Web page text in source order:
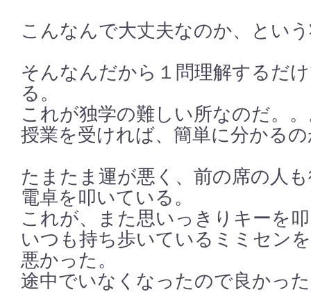
こんなんで大丈夫なのか、とい
そんなんだから１問理解するだ
る。
これが独学の難しい所なのだ。
授業を受ければ、簡単に分かる
たまたま運が悪く、前の席の人
電卓を叩いている。
これが、また思いっきりキーを
いつも持ち歩いているミミセン
悪かった。
途中でいなくなったので良かっ